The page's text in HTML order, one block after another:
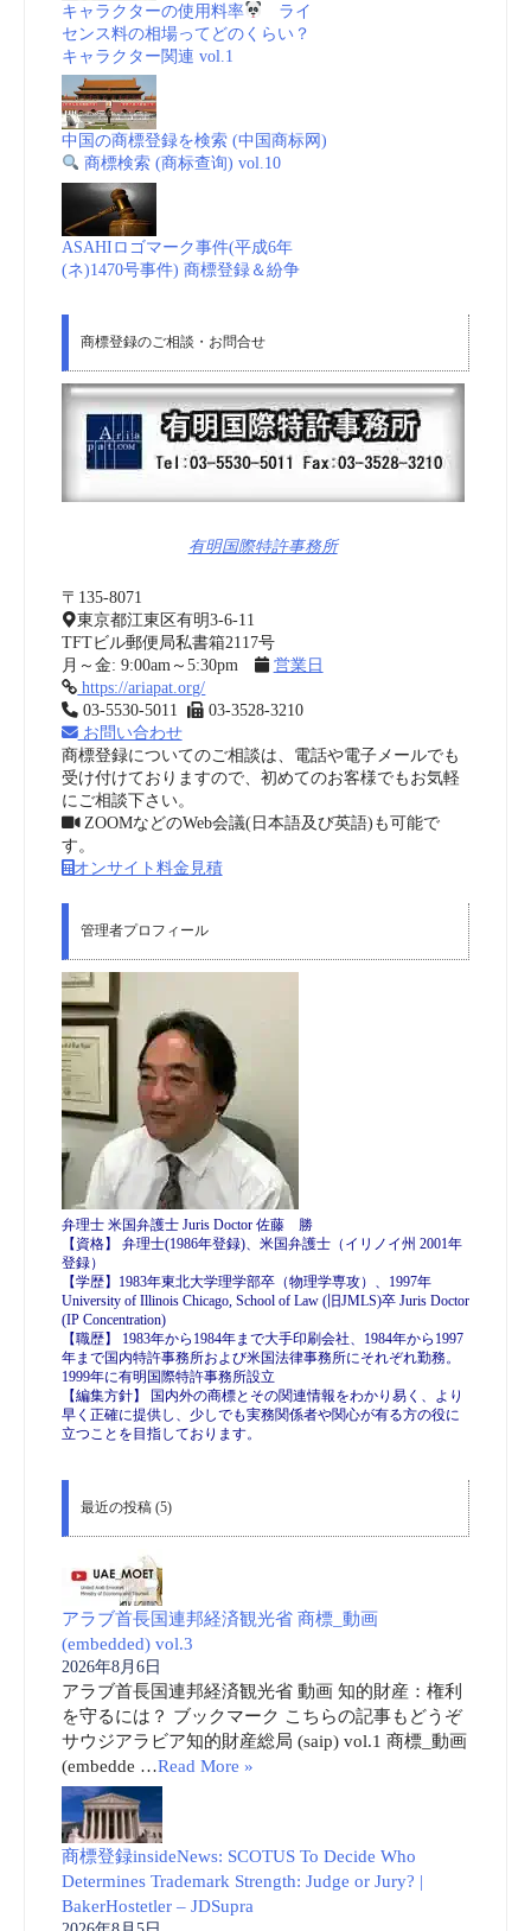
キャラクターの使用料率
ライ
センス料の相場ってどのくらい？
キャラクター関連 vol.1
中国の商標登録を検索 (中国商标网)
商標検索 (商标查询) vol.10
ASAHIロゴマーク事件(平成6年
(ネ)1470号事件) 商標登録＆紛争
商標登録のご相談・お問合せ
有明国際特許事務所
〒135-8071
東京都江東区有明3-6-11
TFTビル郵便局私書箱2117号
月～金: 9:00am～5:30pm
営業日
https://ariapat.org/
03-5530-5011
03-3528-3210
お問い合わせ
商標登録についてのご相談は、電話や電子メールでも
受け付けておりますので、初めてのお客様でもお気軽
にご相談下さい。
ZOOMなどのWeb会議(日本語及び英語)も可能で
す。
オンサイト料金見積
管理者プロフィール
弁理士 米国弁護士 Juris Doctor 佐藤 勝
【資格】 弁理士(1986年登録)、米国弁護士（イリノイ州 2001年
登録）
【学歴】1983年東北大学理学部卒（物理学専攻）、1997年
University of Illinois Chicago, School of Law (旧JMLS)卒 Juris Doctor
(IP Concentration)
【職歴】 1983年から1984年まで大手印刷会社、1984年から1997
年まで国内特許事務所および米国法律事務所にそれぞれ勤務。
1999年に有明国際特許事務所設立
【編集方針】 国内外の商標とその関連情報をわかり易く、より
早く正確に提供し、少しでも実務関係者や関心が有る方の役に
立つことを目指しております。
最近の投稿 (5)
アラブ首長国連邦経済観光省 商標_動画
(embedded) vol.3
2026年8月6日
アラブ首長国連邦経済観光省 動画 知的財産：権利
を守るには？ ブックマーク こちらの記事もどうぞ
サウジアラビア知的財産総局 (saip) vol.1 商標_動画
(embedde …Read More »
商標登録insideNews: SCOTUS To Decide Who
Determines Trademark Strength: Judge or Jury? |
BakerHostetler – JDSupra